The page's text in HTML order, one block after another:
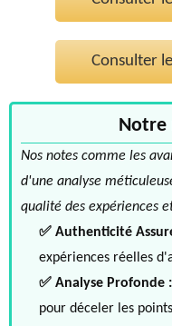
Consulter
Notre
Nos notes comme les
d'une analyse
qualité des expériences
✅ Authenticité
expériences réelles
✅ Analyse Profonde :
pour déceler les